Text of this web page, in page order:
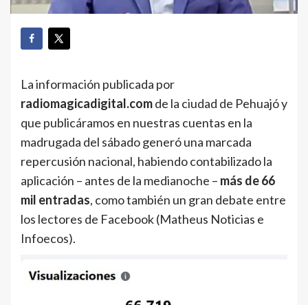
La información publicada por
radiomagicadigital.comde la ciudad de Pehuajó y
que publicáramos en nuestras cuentas en la
madrugada del sábado generó una marcada
repercusión nacional, habiendo contabilizado la
aplicación – antes de la medianoche – más de 66
mil entradas, como también un gran debate entre
los lectores de Facebook (Matheus Noticias e
Infoecos).